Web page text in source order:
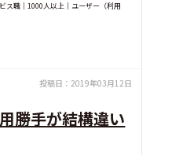
ス職｜1000人以上｜ユーザー（利用
投稿日： 2019年03月12日
勝手が結構違い